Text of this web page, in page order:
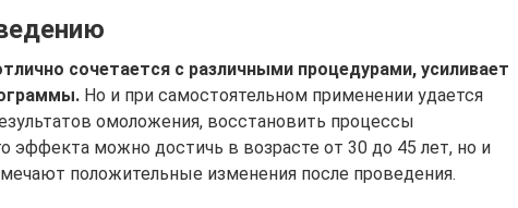
сочетается с различными процедурами, усиливает
Но и при самостоятельном применении удается
омоложения, восстановить процессы
эффекта можно достичь в возрасте от 30 до 45 лет, но и
положительные изменения после проведения.